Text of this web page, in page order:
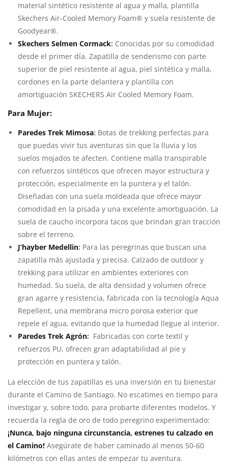
material sintético resistente al agua y malla, plantilla
Skechers Air-Cooled Memory Foam® y suela resistente de
Goodyear®.
Skechers Selmen Cormack: Conocidas por su comodidad
desde el primer día. Zapatilla de senderismo con parte
superior de piel resistente al agua, piel sintética y malla,
cordones en la parte delantera y plantilla con
amortiguación SKECHERS Air Cooled Memory Foam.
Para Mujer:
Paredes Trek Mimosa: Botas de trekking perfectas para
que puedas vivir tus aventuras sin que la lluvia y los
suelos mojados te afecten. Contiene malla transpirable
con refuerzos sintéticos que ofrecen mayor estructura y
protección, especialmente en la puntera y el talón.
Diseñadas con una suela moldeada que ofrece mayor
comodidad en la pisada y una excelente amortiguación. La
suela de caucho incorpora tacos que brindan gran tracción
sobre el terreno.
J’hayber Medellin: Para las peregrinas que buscan una
zapatilla más ajustada y precisa. Calzado de outdoor y
trekking para utilizar en ambientes exteriores con
humedad. Su suela, de alta densidad y volumen ofrece
gran agarre y resistencia, fabricada con la tecnología Aqua
Repellent, una membrana micro porosa exterior que
repele el agua, evitando que la humedad llegue al interior.
Paredes Trek Agrón: Fabricadas con corte textil y
refuerzos PU, ofrecen gran adaptabilidad al pie y
protección en puntera y talón.
La elección de tus zapatillas es una inversión en tu bienestar
durante el Camino de Santiago. No escatimes en tiempo para
investigar y, sobre todo, para probarte diferentes modelos. Y
recuerda la regla de oro de todo peregrino experimentado:
¡Nunca, bajo ninguna circunstancia, estrenes tu calzado en
el Camino! Asegúrate de haber caminado al menos 50-60
kilómetros con ellas antes de empezar tu aventura.